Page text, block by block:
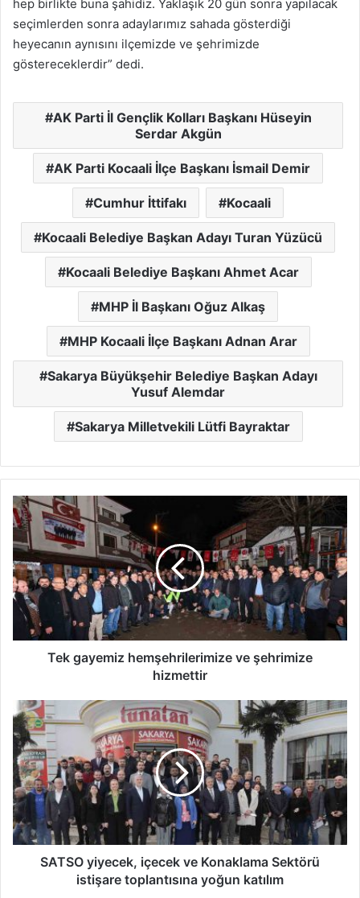
hep birlikte buna şahidiz. Yaklaşık 20 gün sonra yapılacak
seçimlerden sonra adaylarımız sahada gösterdiği
heyecanın aynısını ilçemizde ve şehrimizde
göstereceklerdir” dedi.
AK Parti İl Gençlik Kolları Başkanı Hüseyin
Serdar Akgün
AK Parti Kocaali İlçe Başkanı İsmail Demir
Cumhur İttifakı Kocaali
Kocaali Belediye Başkan Adayı Turan Yüzücü
Kocaali Belediye Başkanı Ahmet Acar
MHP İl Başkanı Oğuz Alkaş
MHP Kocaali İlçe Başkanı Adnan Arar
Sakarya Büyükşehir Belediye Başkan Adayı
Yusuf Alemdar
Sakarya Milletvekili Lütfi Bayraktar
Tek
gayemiz
hemşehrilerimize
ve
şehrimize
hizmettir
Tek gayemiz hemşehrilerimize ve şehrimize
hizmettir
SATSO
yiyecek,
içecek
ve
Konaklama
Sektörü
istişare
toplantısına
yoğun
katılımSATSO yiyecek, içecek ve Konaklama Sektörü
istişare toplantısına yoğun katılım